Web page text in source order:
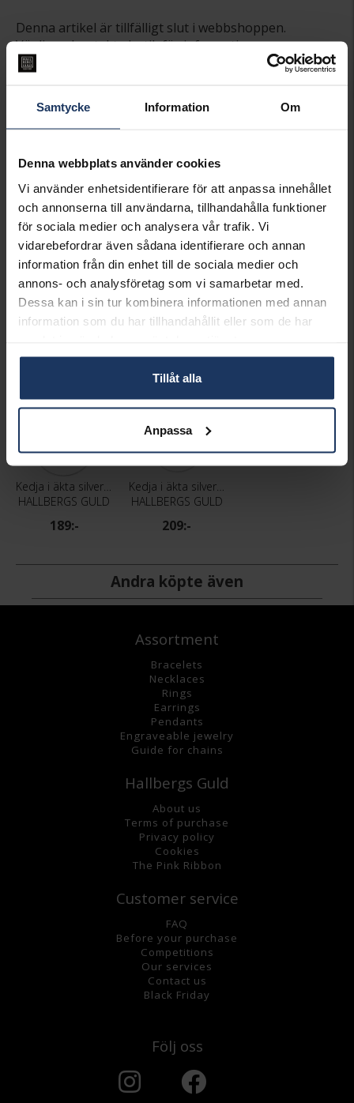
Samtycke Information Om
Denna webbplats använder cookies
Vi använder enhetsidentifierare för att anpassa innehållet
och annonserna till användarna, tillhandahålla funktioner
för sociala medier och analysera vår trafik. Vi
vidarebefordrar även sådana identifierare och annan
information från din enhet till de sociala medier och
annons- och analysföretag som vi samarbetar med.
Dessa kan i sin tur kombinera informationen med annan
information som du har tillhandahållit eller som de har
Tillåt alla
Anpassa
Denna artikel är tillfälligt slut i webbshoppen.
Vänligen kontakta butik för information om
lagersaldo.
SLUTSÅLD - KONTAKTA BUTIK
Lagervara.
Leveranstid 3-7 arbetsdagar.
INFO
BREDD CA (MM)
0,90
LÄNGD CA (CM)
38
VARUMÄRKE
Hallbergs Guld
MATERIAL
Silver
KEDJEMODELL
Box chain
Matchande produkter och andra varianter
Kedja i äkta silver 36 cm
HALLBERGS GULD
189:-
Kedja i äkta silver 40 cm
HALLBERGS GULD
209:-
Andra köpte även
Assortment
Bracelets
Necklaces
Rings
Earrings
Pendants
Engraveable jewelry
Guide for chains
Hallbergs Guld
About us
Terms of purchase
Privacy policy
Cookies
The Pink Ribbon
Customer service
FAQ
Before your purchase
Competitions
Our services
Contact us
Black Friday
Följ oss